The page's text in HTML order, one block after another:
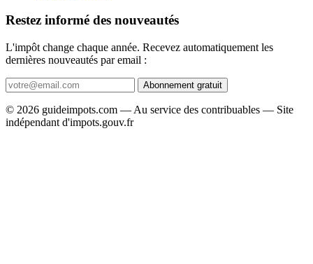
Restez informé des nouveautés
L'impôt change chaque année. Recevez automatiquement les
dernières nouveautés par email :
Abonnement gratuit
© 2026 guideimpots.com — Au service des contribuables — Site
indépendant d'impots.gouv.fr